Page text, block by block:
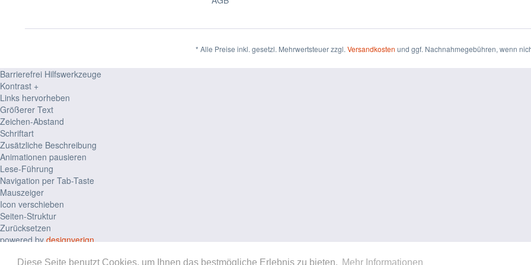
Diese Seite benutzt Cookies, um Ihnen das bestmögliche Erlebnis zu bieten. Mehr Informationen
* Alle Preise inkl. gesetzl. Mehrwertsteuer zzgl. Versandkosten und ggf. Nachnahmegebühren, wenn
Barrierefrei Hilfswerkzeuge
Kontrast +
Links hervorheben
Größerer Text
Zeichen-Abstand
Schriftart
Zusätzliche Beschreibung
Animationen pausieren
Lese-Führung
Navigation per Tab-Taste
Mauszeiger
Icon verschieben
Seiten-Struktur
Zurücksetzen
powered by designverign